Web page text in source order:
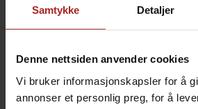
Samtykke Detaljer
Denne nettsiden anvender cookies
Vi bruker informasjonskapsler for å
annonser et personlig preg, for å